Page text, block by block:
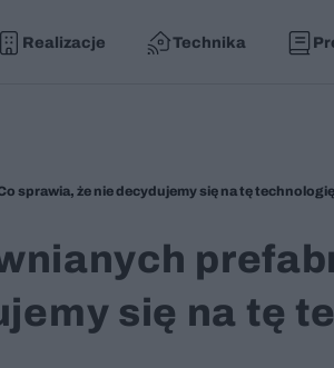
Realizacje Technika
sprawia, że nie decydujemy się na tę
się na tę